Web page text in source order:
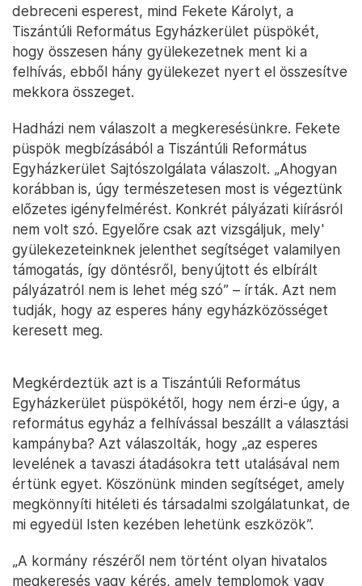
debreceni esperest, mind Fekete Károlyt, a
Tiszántúli Református Egyházkerület püspökét,
hogy összesen hány gyülekezetnek ment ki a
felhívás, ebből hány gyülekezet nyert el összesítve
mekkora összeget.
Hadházi nem válaszolt a megkeresésünkre. Fekete
püspök megbízásából a Tiszántúli Református
Egyházkerület Sajtószolgálata válaszolt. „Ahogyan
korábban is, úgy természetesen most is végeztünk
előzetes igényfelmérést. Konkrét pályázati kiírásról
nem volt szó. Egyelőre csak azt vizsgáljuk, mely'
gyülekezeteinknek jelenthet segítséget valamilyen
támogatás, így döntésről, benyújtott és elbírált
pályázatról nem is lehet még szó” – írták. Azt nem
tudják, hogy az esperes hány egyházközösséget
keresett meg.
Megkérdeztük azt is a Tiszántúli Református
Egyházkerület püspökétől, hogy nem érzi-e úgy, a
református egyház a felhívással beszállt a választási
kampányba? Azt válaszolták, hogy „az esperes
levelének a tavaszi átadásokra tett utalásával nem
értünk egyet. Köszönünk minden segítséget, amely
megkönnyíti hitéleti és társadalmi szolgálatunkat, de
mi egyedül Isten kezében lehetünk eszközök”.
„A kormány részéről nem történt olyan hivatalos
megkeresés vagy kérés, amely templomok vagy